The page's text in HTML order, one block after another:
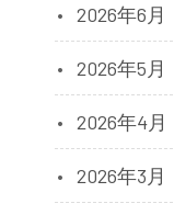
2026年6月
2026年5月
2026年4月
2026年3月